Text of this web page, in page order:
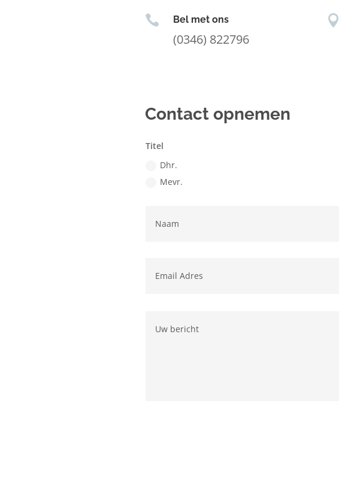
 Bel met ons
(0346) 822796

Contact opnemen
Titel
Dhr.
Mevr.